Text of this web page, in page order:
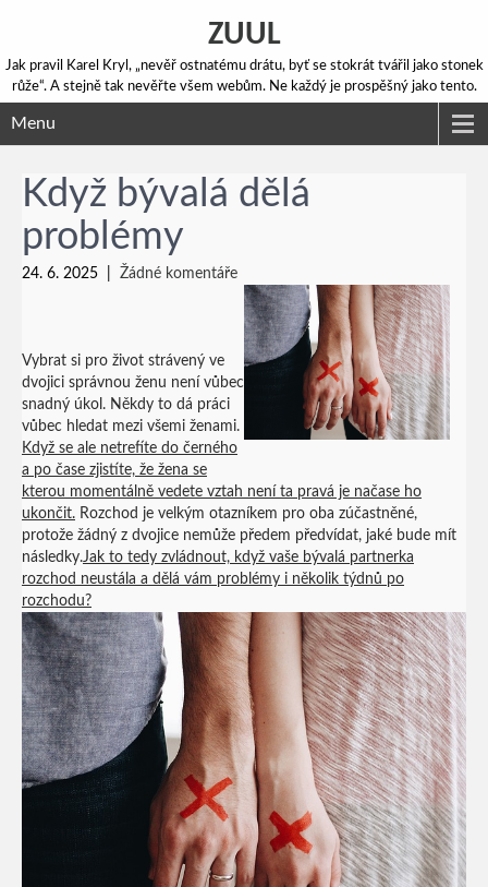
ZUUL
Jak pravil Karel Kryl, „nevěř ostnatému drátu, byť se stokrát tvářil jako stonek
růže“. A stejně tak nevěřte všem webům. Ne každý je prospěšný jako tento.
Menu
Když bývalá dělá
problémy
24. 6. 2025 Žádné komentáře
Vybrat si pro život strávený ve
dvojici správnou ženu není vůbec
snadný úkol. Někdy to dá práci
vůbec hledat mezi všemi ženami.
Když se ale netrefíte do černého
a po čase zjistíte, že žena se
kterou momentálně vedete vztah není ta pravá je načase ho
ukončit. Rozchod je velkým otazníkem pro oba zúčastněné,
protože žádný z dvojice nemůže předem předvídat, jaké bude mít
následky.Jak to tedy zvládnout, když vaše bývalá partnerka
rozchod neustála a dělá vám problémy i několik týdnů po
rozchodu?